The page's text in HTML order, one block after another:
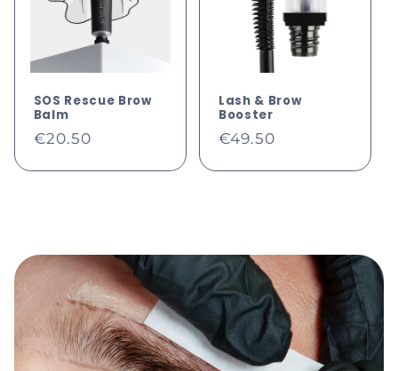
SOS Rescue Brow
Balm
Normale
€20.50
Lash & Brow
Booster
Normale
€49.50